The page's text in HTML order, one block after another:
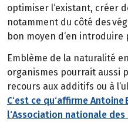
optimiser l‘existant, créer
notamment du côté des
bon moyen d‘en introduire
Emblème de la naturalité
organismes pourrait aussi
recours aux additifs ou à
C‘est ce qu‘affirme
l‘Association nationale